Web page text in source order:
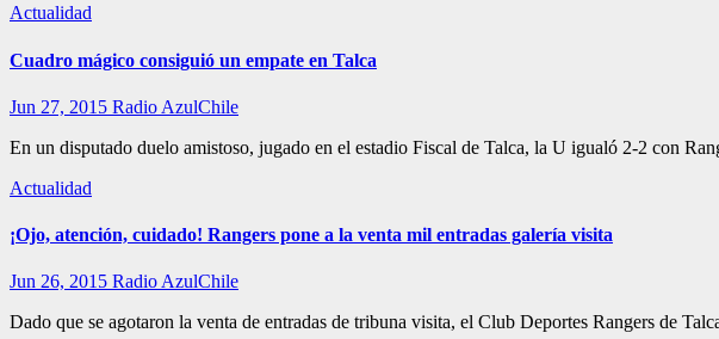
Actualidad
Cuadro mágico consiguió un empate en Talca
Jun 27, 2015 Radio AzulChile
En un disputado duelo amistoso, jugado en el estadio Fiscal de Talca, la U igualó 2-2 con
Actualidad
¡Ojo, atención, cuidado! Rangers pone a la venta mil entradas galería visita
Jun 26, 2015 Radio AzulChile
Dado que se agotaron la venta de entradas de tribuna visita, el Club Deportes Rangers de